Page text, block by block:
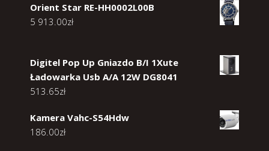
Orient Star RE-HH0002L00B
5 913.00zł
Digitel Pop Up Gniazdo B/I 1Xute
Ładowarka Usb A/A 12W DG8041
513.65zł
Kamera Vahc-S54Hdw
186.00zł